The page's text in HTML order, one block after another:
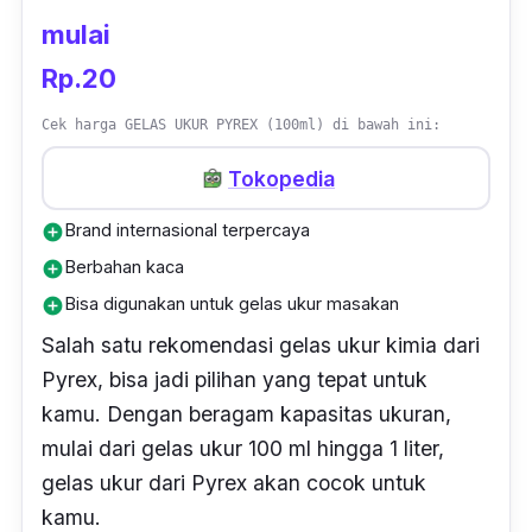
mulai
Rp.20
Cek harga GELAS UKUR PYREX (100ml) di bawah ini:
Tokopedia
add_circleBrand internasional terpercaya
add_circleBerbahan kaca
add_circleBisa digunakan untuk gelas ukur masakan
Salah satu rekomendasi gelas ukur kimia dari
Pyrex, bisa jadi pilihan yang tepat untuk
kamu. Dengan beragam kapasitas ukuran,
mulai dari gelas ukur 100 ml hingga 1 liter,
gelas ukur dari Pyrex akan cocok untuk
kamu.